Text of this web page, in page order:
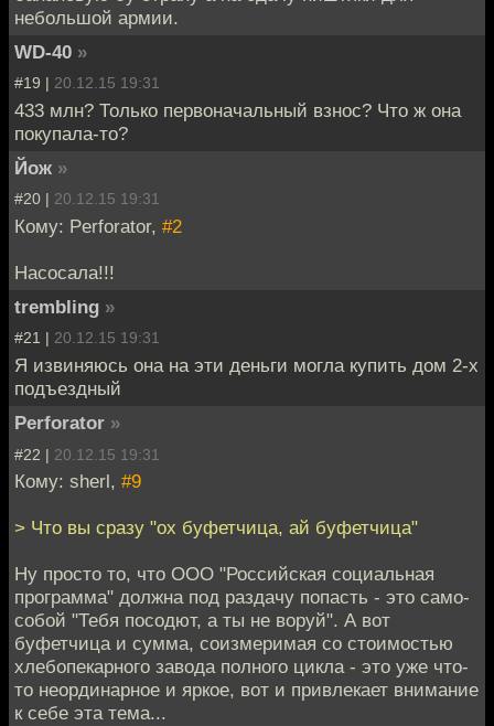
небольшой армии.
WD-40 »
#19 | 20.12.15 19:31
433 млн? Только первоначальный взнос? Что ж она
покупала-то?
Йож »
#20 | 20.12.15 19:31
Кому: Perforator, #2
Насосала!!!
trembling »
#21 | 20.12.15 19:31
Я извиняюсь она на эти деньги могла купить дом 2-х
подъездный
Perforator »
#22 | 20.12.15 19:31
Кому: sherl, #9
> Что вы сразу "ох буфетчица, ай буфетчица"
Ну просто то, что ООО "Российская социальная
программа" должна под раздачу попасть - это само-
собой "Тебя посодют, а ты не воруй". А вот
буфетчица и сумма, соизмеримая со стоимостью
хлебопекарного завода полного цикла - это уже что-
то неординарное и яркое, вот и привлекает внимание
к себе эта тема...